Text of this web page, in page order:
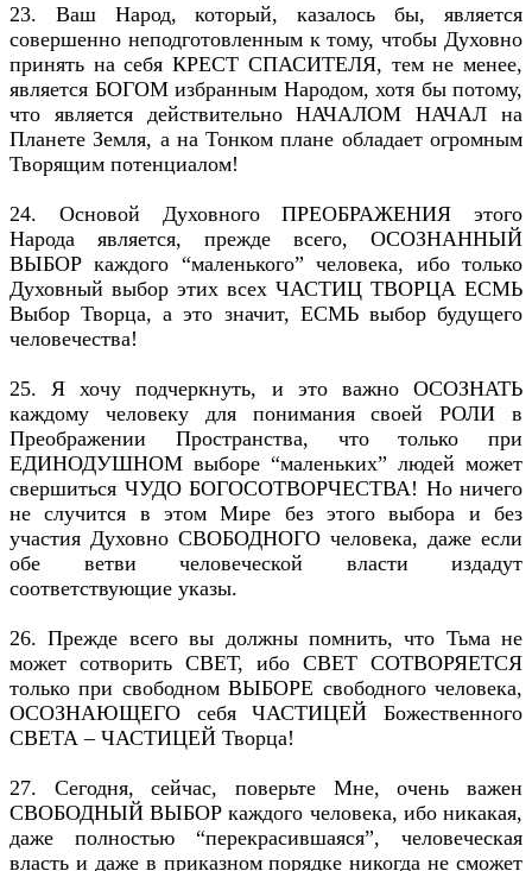
23. Ваш Народ, который, казалось бы, является
совершенно неподготовленным к тому, чтобы Духовно
принять на себя КРЕСТ СПАСИТЕЛЯ, тем не менее,
является БОГОМ избранным Народом, хотя бы потому,
что является действительно НАЧАЛОМ НАЧАЛ на
Планете Земля, а на Тонком плане обладает огромным
Творящим потенциалом!
24. Основой Духовного ПРЕОБРАЖЕНИЯ этого
Народа является, прежде всего, ОСОЗНАННЫЙ
ВЫБОР каждого “маленького” человека, ибо только
Духовный выбор этих всех ЧАСТИЦ ТВОРЦА ЕСМЬ
Выбор Творца, а это значит, ЕСМЬ выбор будущего
человечества!
25. Я хочу подчеркнуть, и это важно ОСОЗНАТЬ
каждому человеку для понимания своей РОЛИ в
Преображении Пространства, что только при
ЕДИНОДУШНОМ выборе “маленьких” людей может
свершиться ЧУДО БОГОСОТВОРЧЕСТВА! Но ничего
не случится в этом Мире без этого выбора и без
участия Духовно СВОБОДНОГО человека, даже если
обе ветви человеческой власти издадут
соответствующие указы.
26. Прежде всего вы должны помнить, что Тьма не
может сотворить СВЕТ, ибо СВЕТ СОТВОРЯЕТСЯ
только при свободном ВЫБОРЕ свободного человека,
ОСОЗНАЮЩЕГО себя ЧАСТИЦЕЙ Божественного
СВЕТА – ЧАСТИЦЕЙ Творца!
27. Сегодня, сейчас, поверьте Мне, очень важен
СВОБОДНЫЙ ВЫБОР каждого человека, ибо никакая,
даже полностью “перекрасившаяся”, человеческая
власть и даже в приказном порядке никогда не сможет